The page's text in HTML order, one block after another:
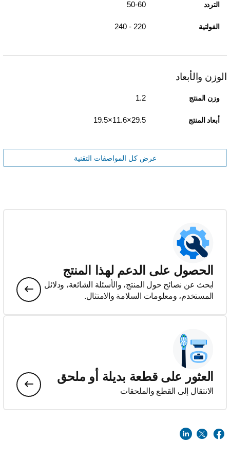
التردد 50-60
الفولتية 220 - 240
الوزن والأبعاد
وزن المنتج 1.2
أبعاد المنتج 29.5×11.6×19.5
عرض كل المواصفات التقنية
الحصول على الدعم لهذا المنتج
ابحث عن نصائح حول المنتج، والأسئلة الشائعة، ودلائل
المستخدم، ومعلومات السلامة والامتثال.
العثور على قطعة بديلة أو ملحق
الانتقال إلى القطع والملحقات